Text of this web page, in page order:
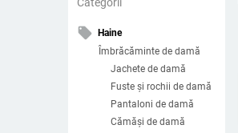
local_offer
Haine
Îmbrăcăminte de damă
Jachete de damă
Fuste și rochii de damă
Pantaloni de damă
Cămăși de damă